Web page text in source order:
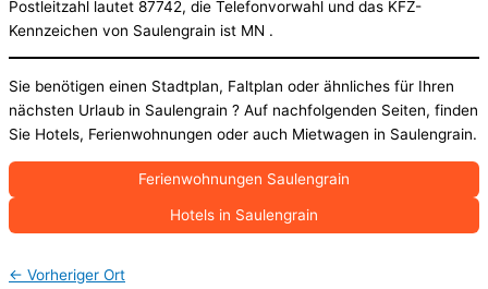
Postleitzahl lautet 87742, die Telefonvorwahl und das KFZ-
Kennzeichen von Saulengrain ist MN .
Sie benötigen einen Stadtplan, Faltplan oder ähnliches für Ihren
nächsten Urlaub in Saulengrain ? Auf nachfolgenden Seiten, finden
Sie Hotels, Ferienwohnungen oder auch Mietwagen in Saulengrain.
Ferienwohnungen Saulengrain
Hotels in Saulengrain
← Vorheriger Ort